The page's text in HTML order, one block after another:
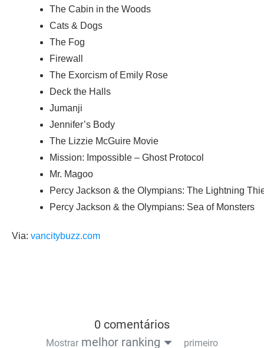
The Cabin in the Woods
Cats & Dogs
The Fog
Firewall
The Exorcism of Emily Rose
Deck the Halls
Jumanji
Jennifer’s Body
The Lizzie McGuire Movie
Mission: Impossible – Ghost Protocol
Mr. Magoo
Percy Jackson & the Olympians: The Lightning
Percy Jackson & the Olympians: Sea of Monsters
Via: vancitybuzz.com
0 comentários
Mostrar melhor ranking primeiro